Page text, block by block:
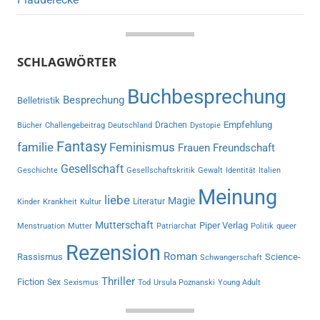
SCHLAGWÖRTER
Belletristik Besprechung Buchbesprechung
Bücher Challengebeitrag Deutschland Drachen Dystopie Empfehlung
familie Fantasy Feminismus Frauen Freundschaft
Geschichte Gesellschaft Gesellschaftskritik Gewalt Identität Italien
Kinder Krankheit Kultur liebe Literatur Magie Meinung
Menstruation Mutter Mutterschaft Patriarchat Piper Verlag Politik queer
Rassismus Rezension Roman Schwangerschaft Science-
Fiction Sex Sexismus Thriller Tod Ursula Poznanski Young Adult